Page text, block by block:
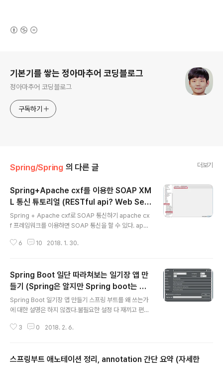
기본기를 쌓는 정아마추어 코딩블로그
정아마추어 코딩블로그
구독하기
Spring/Spring 의 다른 글 더보기
Spring+Apache cxf를 이용한 SOAP XM
L 통신 튜토리얼 (RESTful api? Web Ser
vices, SOAP UI)
Spring + Apache cxf로 SOAP 통신하기 apache cx
f 프레임워크를 이용하면 SOAP 통신을 할 수 있다. apac
각설하고 다소 유행(RESTful API - JSON)에 뒤떨어지
사용할꺼면 json을 이용하는 RESTful API를 쓰는게 맞
다) 아무것도 모르는데 일단 따라하는 tutorial * 개발 환
경 JDK1.8 / Spring 4.1.7 / apache cxf 2.6.2 1. sprin
g legacy project 생성 2. apache cxf 2.6.2 버전 다
6 10 2018. 1. 30.
Spring Boot 일단 따라쳐보는 일기장 앱 만
들기 (Spring은 알지만 Spring boot는 처
음일 때..)
Spring Boot 일기장 앱 만들기 스프링 부트를 왜 쓰는가
에 대한 설명은 하지 않겠다.불필요한 설정 다 재끼고 편리
한다.개발 환경 - JDK1.8 , sts 3.9.2, 스프링부트 1.5.10
설치)1. 프로젝트 생성프로젝트는 spring starter proje
3 0 2018. 2. 6.
스프링부트 애노테이션 정리, annotation 간단 요약 (자세한